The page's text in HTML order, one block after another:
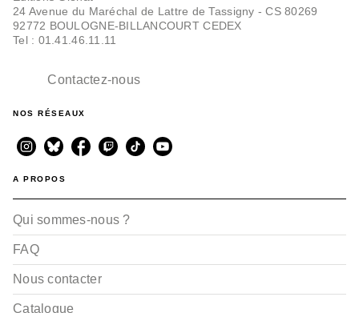
24 Avenue du Maréchal de Lattre de Tassigny - CS 80269
92772 BOULOGNE-BILLANCOURT CEDEX
Tel : 01.41.46.11.11
Contactez-nous
NOS RÉSEAUX
A PROPOS
Qui sommes-nous ?
FAQ
Nous contacter
Catalogue